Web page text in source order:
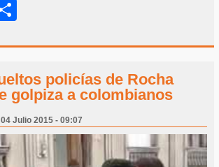
policías de Rocha
golpiza a colombianos
Julio 2015 - 09:07